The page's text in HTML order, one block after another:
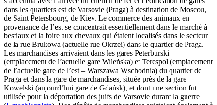
dans les quartiers est de Varsovie (Praga) à destination de Moscou,
de Saint Petersbourg, de Kiev. Le commerce des animaux en
provenance de l’est se concentrait essentiellement dans le marché à
bestiaux et la foire aux chevaux qui étaient localisés dans le secteur
de la rue Brukowa (actuelle rue Okrzei) dans le quartier de Praga.
Les marchandises arrivaient dans les gares Peterburski
(emplacement de l’actuelle gare Wileńska) et Terespol (emplacement
de l’actuelle gare de l’est – Warszawa Wschodnia) du quartier de
Praga et dans la gare de marchandises, située près de la gare
Kowelski (aujourd’hui gare de Gdańsk), et dont une section fut
utilisée pour la déportation des juifs de Varsovie durant la guerre